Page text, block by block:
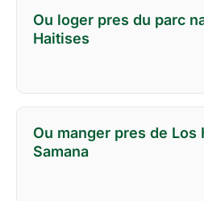
Ou loger pres du parc
Haitises
Ou manger pres de Los
Samana